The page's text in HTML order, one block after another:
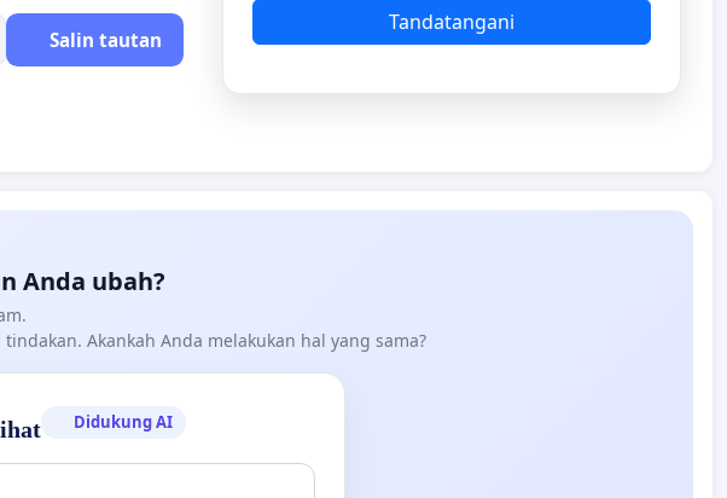
Salin tautan
Tandatangani
Anda ubah?
Akankah Anda melakukan hal yang sama?
Didukung AI